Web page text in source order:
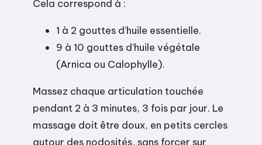
Cela correspond à :
1 à 2 gouttes d’huile essentielle.
9 à 10 gouttes d’huile végétale
(Arnica ou Calophylle).
Massez chaque articulation touchée
pendant 2 à 3 minutes, 3 fois par jour. Le
massage doit être doux, en petits cercles
autour des nodosités, sans forcer sur